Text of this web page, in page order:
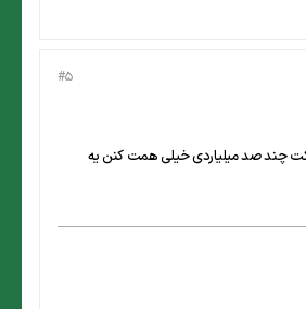
#5
چند صد میلیاردی خیلی همت کنن یه